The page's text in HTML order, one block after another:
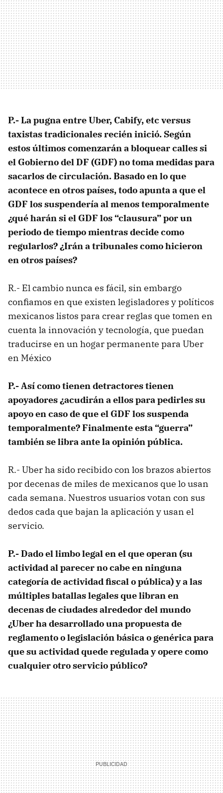
P.- La pugna entre Uber, Cabify, etc versus
taxistas tradicionales recién inició. Según
estos últimos comenzarán a bloquear calles si
el Gobierno del DF (GDF) no toma medidas para
sacarlos de circulación. Basado en lo que
acontece en otros países, todo apunta a que el
GDF los suspendería al menos temporalmente
¿qué harán si el GDF los “clausura” por un
periodo de tiempo mientras decide como
regularlos? ¿Irán a tribunales como hicieron
en otros países?
R.- El cambio nunca es fácil, sin embargo
confiamos en que existen legisladores y políticos
mexicanos listos para crear reglas que tomen en
cuenta la innovación y tecnología, que puedan
traducirse en un hogar permanente para Uber
en México
P.- Así como tienen detractores tienen
apoyadores ¿acudirán a ellos para pedirles su
apoyo en caso de que el GDF los suspenda
temporalmente? Finalmente esta “guerra”
también se libra ante la opinión pública.
R.- Uber ha sido recibido con los brazos abiertos
por decenas de miles de mexicanos que lo usan
cada semana. Nuestros usuarios votan con sus
dedos cada que bajan la aplicación y usan el
servicio.
P.- Dado el limbo legal en el que operan (su
actividad al parecer no cabe en ninguna
categoría de actividad fiscal o pública) y a las
múltiples batallas legales que libran en
decenas de ciudades alrededor del mundo
¿Uber ha desarrollado una propuesta de
reglamento o legislación básica o genérica para
que su actividad quede regulada y opere como
cualquier otro servicio público?